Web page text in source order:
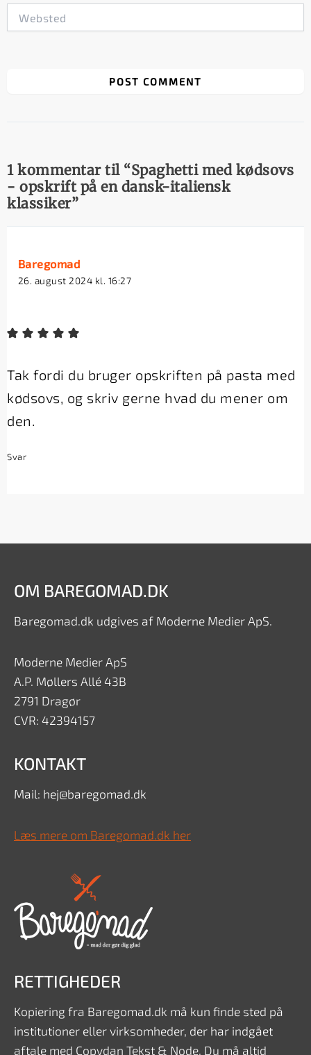
1 kommentar til “Spaghetti med kødsovs
- opskrift på en dansk-italiensk
klassiker”
Baregomad
26. august 2024 kl. 16:27
Tak fordi du bruger opskriften på pasta med
kødsovs, og skriv gerne hvad du mener om
den.
Svar
OM BAREGOMAD.DK
Baregomad.dk udgives af Moderne Medier ApS.
Moderne Medier ApS
A.P. Møllers Allé 43B
2791 Dragør
CVR: 42394157
KONTAKT
Mail: hej@baregomad.dk
Læs mere om Baregomad.dk her
RETTIGHEDER
Kopiering fra Baregomad.dk må kun finde sted på
institutioner eller virksomheder, der har indgået
aftale med Copydan Tekst & Node. Du må altid